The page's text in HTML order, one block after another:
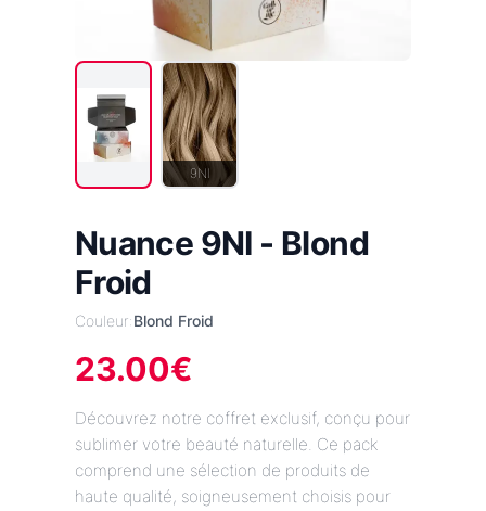
9NI
Nuance 9NI - Blond
Froid
Couleur:Blond Froid
23.00€
Découvrez notre coffret exclusif, conçu pour
sublimer votre beauté naturelle. Ce pack
comprend une sélection de produits de
haute qualité, soigneusement choisis pour